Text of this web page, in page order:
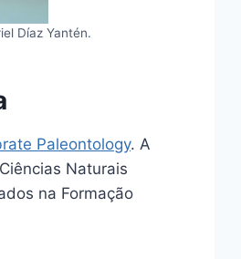
Díaz Yantén.
Paleontology. A
Naturais
na Formação